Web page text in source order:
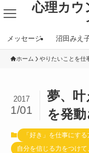
心理カウ
メッセージ 沼田みえ
ホーム やりたいことを仕
夢、
を発
2017
1/01
「好き」を仕事にする
自分を信じる力をつけ